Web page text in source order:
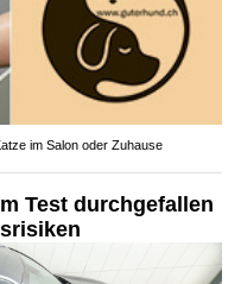
im Salon oder Zuhause
Test durchgefallen